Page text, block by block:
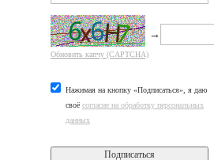
→
Обновить капчу (CAPTCHA)
Нажимая на кнопку «Подписаться», я даю
своё согласие на обработку персональных
данных
Подписаться